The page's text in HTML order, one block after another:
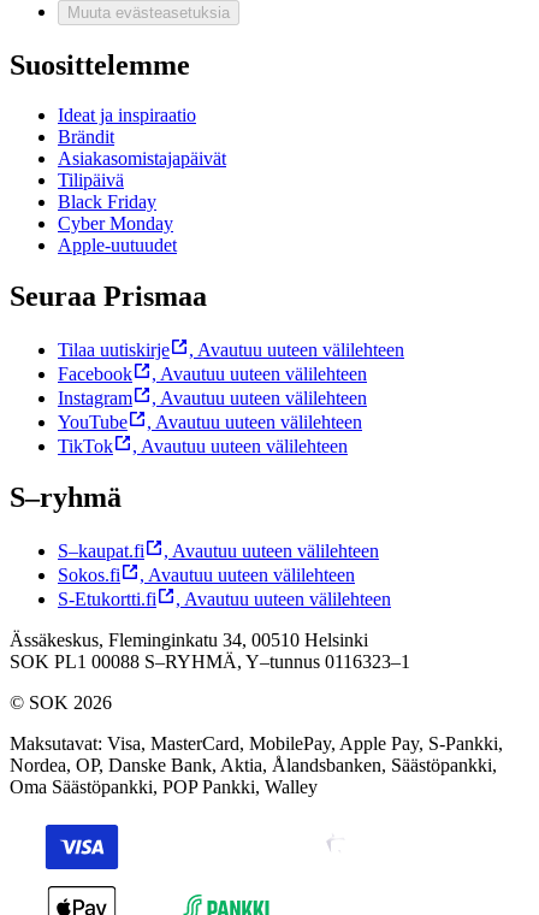
Muuta evästeasetuksia
Suosittelemme
Ideat ja inspiraatio
Brändit
Asiakasomistajapäivät
Tilipäivä
Black Friday
Cyber Monday
Apple-uutuudet
Seuraa Prismaa
Tilaa uutiskirje , Avautuu uuteen välilehteen
Facebook
, Avautuu uuteen välilehteen
Instagram
, Avautuu uuteen välilehteen
YouTube
, Avautuu uuteen välilehteen
TikTok
, Avautuu uuteen välilehteen
S–ryhmä
S–kaupat.fi , Avautuu uuteen välilehteen
Sokos.fi
, Avautuu uuteen välilehteen
S-Etukortti.fi
, Avautuu uuteen välilehteen
Ässäkeskus, Fleminginkatu 34, 00510 Helsinki
SOK PL1 00088 S–RYHMÄ, Y–tunnus 0116323–1
© SOK 2026
Maksutavat: Visa, MasterCard, MobilePay, Apple Pay, S-Pankki,
Nordea, OP, Danske Bank, Aktia, Ålandsbanken, Säästöpankki,
Oma Säästöpankki, POP Pankki, Walley